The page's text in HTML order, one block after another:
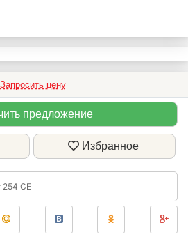
Запросить цену
предложение
Избранное
254 CE